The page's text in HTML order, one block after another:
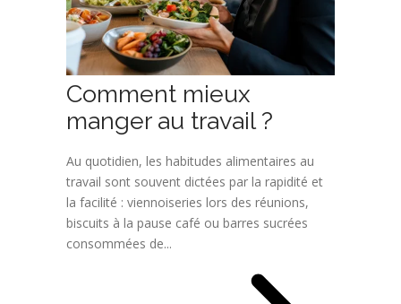
Comment mieux
manger au travail ?
Au quotidien, les habitudes alimentaires au
travail sont souvent dictées par la rapidité et
la facilité : viennoiseries lors des réunions,
biscuits à la pause café ou barres sucrées
consommées de...